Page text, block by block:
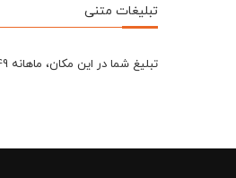
تبلیغات متنی
تبلیغ شما در این مکان، ماهانه 149 هزار تومان